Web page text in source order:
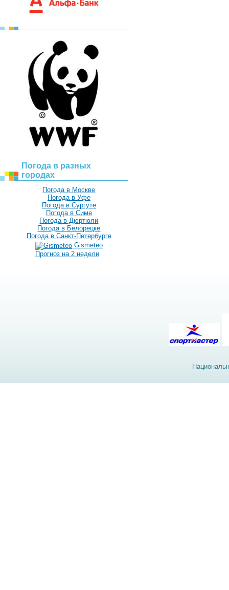
Погода в разных
городах
Погода в Москве
Погода в Уфе
Погода в Сургуте
Погода в Симе
Погода в Дюртюли
Погода в Белорецке
Погода в Санкт-Петербурге
Gismeteo
Прогноз на 2 недели